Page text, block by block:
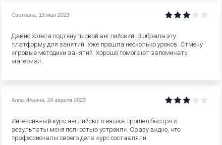
Светлана, 13 мая 2023
Давно хотела подтянуть свой английский. Выбрала эту
платформу для занятий. Уже прошла несколько уроков. Отмечу
игровые методики занятий. Хорошо помогают запоминать
материал.
Алла Ильина, 24 апреля 2023
Интенсивный курс английского языка прошел быстро и
результаты меня полностью устроили. Сразу видно, что
профессионалы своего дела курс составляли.